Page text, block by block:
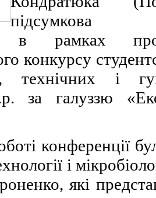
підсумкова
в рамках
конкурсу
технічних і
за галуззю
конференції
і
які